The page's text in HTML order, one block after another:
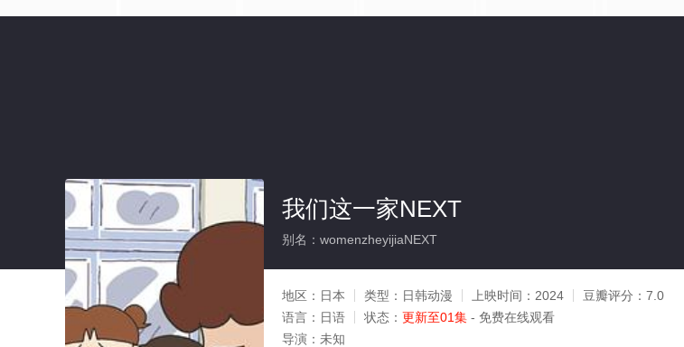
我们这一家NEXT
别名：womenzheyijiaNEXT
地区： 日本 类型： 日韩动漫 上映时间： 2024 豆瓣评分： 7.0
语言： 日语 状态： 更新至01集 - 免费在线观看
导演： 未知